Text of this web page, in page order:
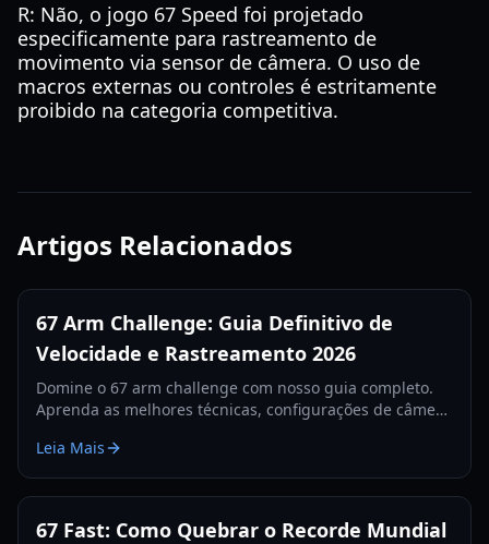
R: Não, o jogo 67 Speed foi projetado
especificamente para rastreamento de
movimento via sensor de câmera. O uso de
macros externas ou controles é estritamente
proibido na categoria competitiva.
Artigos Relacionados
67 Arm Challenge: Guia Definitivo de
Velocidade e Rastreamento 2026
Domine o 67 arm challenge com nosso guia completo.
Aprenda as melhores técnicas, configurações de câmera
mundial em 2026.
Leia Mais
67 Fast: Como Quebrar o Recorde Mundial